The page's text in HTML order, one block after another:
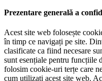
Prezentare generală a
Acest site web folosește
în timp ce navigați pe site.
clasificate ca fiind necesare
sunt esențiale pentru funcțiile
folosim cookie-uri terțe care
cum utilizați acest site web.